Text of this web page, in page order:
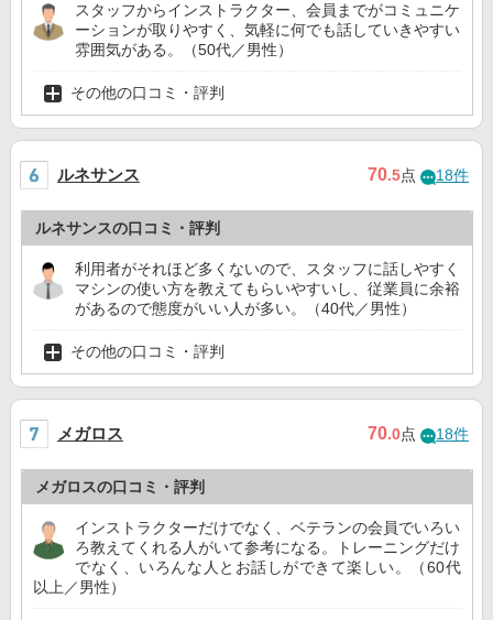
スタッフからインストラクター、会員までがコミュニケ
ーションが取りやすく、気軽に何でも話していきやすい
雰囲気がある。（50代／男性）
その他の口コミ・評判
ルネサンス 70.5点 18件
ルネサンスの口コミ・評判
利用者がそれほど多くないので、スタッフに話しやすく
マシンの使い方を教えてもらいやすいし、従業員に余裕
があるので態度がいい人が多い。（40代／男性）
その他の口コミ・評判
メガロス 70.0点 18件
メガロスの口コミ・評判
インストラクターだけでなく、ベテランの会員でいろい
ろ教えてくれる人がいて参考になる。トレーニングだけ
でなく、いろんな人とお話しができて楽しい。（60代
以上／男性）